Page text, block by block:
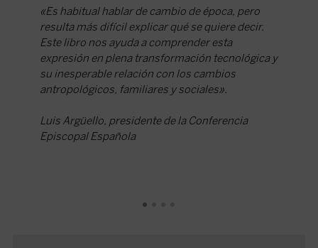
«Es habitual hablar de cambio de época, pero
resulta más difícil explicar qué se quiere decir.
Este libro nos ayuda a comprender esta
expresión en plena transformación tecnológica y
su inesperable relación con los cambios
antropológicos, familiares y sociales».
Luis Argüello, presidente de la Conferencia
Episcopal Española
los